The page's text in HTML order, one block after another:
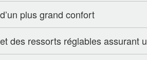
plus grand confort
des ressorts réglables assurant